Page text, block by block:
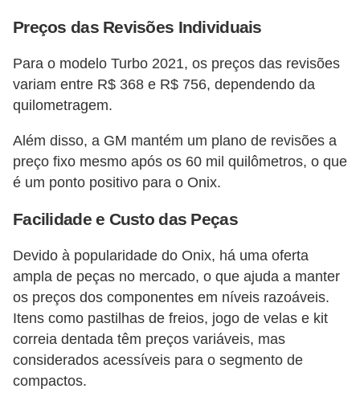
Preços das Revisões Individuais
Para o modelo Turbo 2021, os preços das revisões
variam entre R$ 368 e R$ 756, dependendo da
quilometragem​​.
Além disso, a GM mantém um plano de revisões a
preço fixo mesmo após os 60 mil quilômetros, o que
é um ponto positivo para o Onix​​.
Facilidade e Custo das Peças
Devido à popularidade do Onix, há uma oferta
ampla de peças no mercado, o que ajuda a manter
os preços dos componentes em níveis razoáveis.
Itens como pastilhas de freios, jogo de velas e kit
correia dentada têm preços variáveis, mas
considerados acessíveis para o segmento de
compactos​​.
s
L
e
i
s
e
t
â
n
s
i
t
M